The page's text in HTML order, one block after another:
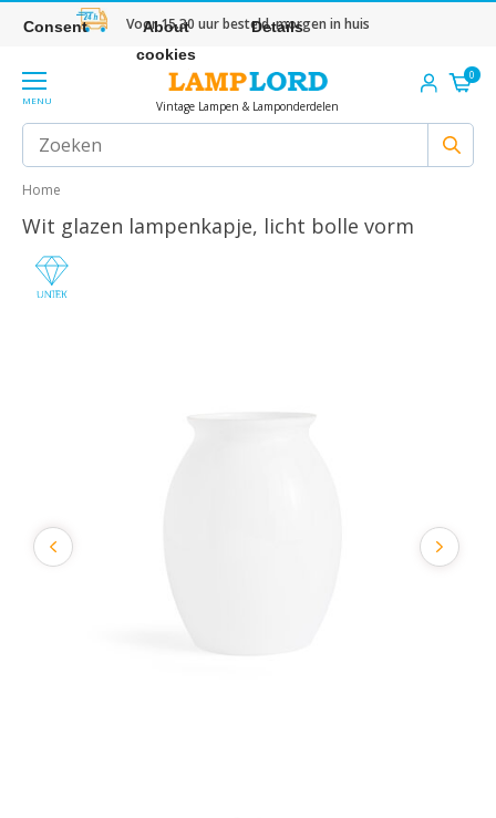
Voor 15.30 uur besteld, morgen in huis
MENU Vintage Lampen & Lamponderdelen
0
Home
Wit glazen lampenkapje, licht bolle vorm
Consent
About
cookies
Details